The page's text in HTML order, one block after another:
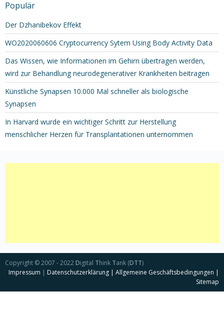
Populär
Der Dzhanibekov Effekt
WO2020060606 Cryptocurrency Sytem Using Body Activity Data
Das Wissen, wie Informationen im Gehirn übertragen werden,
wird zur Behandlung neurodegenerativer Krankheiten beitragen
Künstliche Synapsen 10.000 Mal schneller als biologische
Synapsen
In Harvard wurde ein wichtiger Schritt zur Herstellung
menschlicher Herzen für Transplantationen unternommen
Copyright © 2007 - 2022Digital Think Tank (DTT)
Impressum | Datenschutzerklärung | Allgemeine Geschäftsbedingungen |
Sitemap